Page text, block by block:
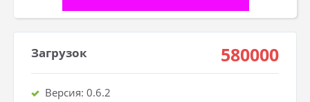
Загрузок 580000
Версия: 0.6.2